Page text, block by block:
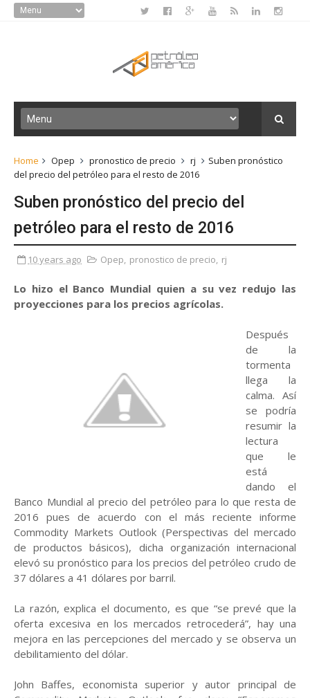
Home Opep pronostico de precio rj
Suben pronóstico
del precio del petróleo para el resto de 2016
Suben pronóstico del precio del
petróleo para el resto de 2016
10 years ago Opep, pronostico de precio, rj
Lo hizo el Banco Mundial quien a su vez redujo las
proyecciones para los precios agrícolas.
Después
de la
tormenta
llega la
calma. Así
se podría
resumir la
lectura
que le
está
dando el
Banco Mundial al precio del petróleo para lo que resta de
2016 pues de acuerdo con el más reciente informe
Commodity Markets Outlook (Perspectivas del mercado
de productos básicos), dicha organización internacional
elevó su pronóstico para los precios del petróleo crudo de
37 dólares a 41 dólares por barril.
La razón, explica el documento, es que “se prevé que la
oferta excesiva en los mercados retrocederá”, hay una
mejora en las percepciones del mercado y se observa un
debilitamiento del dólar.
John Baffes, economista superior y autor principal de